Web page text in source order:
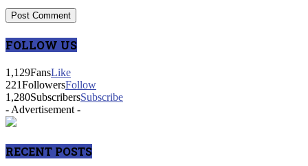
FOLLOW US
1,129FansLike
221FollowersFollow
1,280SubscribersSubscribe
- Advertisement -
RECENT POSTS